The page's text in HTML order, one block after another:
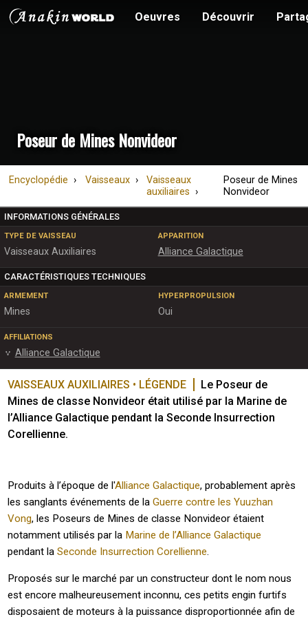
Oeuvres Découvrir
Poseur de Mines Nonvideor
Encyclopédie Vaisseaux
Vaisseaux
auxiliaires
Poseur de Mines
Nonvideor
INFORMATIONS GÉNÉRALES
TYPE DE VAISSEAU
Vaisseaux Auxiliaires
APPARITION
Alliance Galactique
CARACTÉRISTIQUES TECHNIQUES
ARMEMENT
Mines
HYPERPROPULSION
Oui
AFFILIATIONS
Alliance Galactique
VAISSEAUX AUXILIAIRES • LÉGENDE
Le Poseur de
Mines de classe Nonvideor était utilisé par la Marine de
l’Alliance Galactique pendant la Seconde Insurrection
Corellienne.
Produits à l’époque de l'Alliance Galactique, probablement après
les sanglants événements de laGuerre contre les Yuuzhan
Vong, les Poseurs de Mines de classe Nonvideor étaient
notamment utilisés par la Marine de l’Alliance Galactique
pendant laSeconde Insurrection Corellienne.
Proposés sur le marché par un constructeur dont le nom nous
est encore malheureusement inconnu, ces petits engin furtifs
disposaient de moteurs à la puissance disproportionnée afin de